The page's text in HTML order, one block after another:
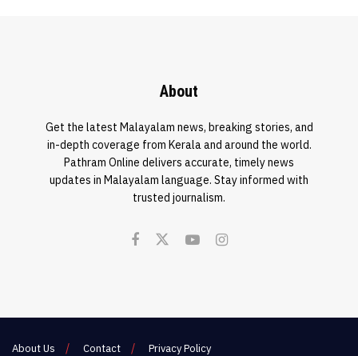
About
Get the latest Malayalam news, breaking stories, and
in-depth coverage from Kerala and around the world.
Pathram Online delivers accurate, timely news
updates in Malayalam language. Stay informed with
trusted journalism.
About Us Contact Privacy Policy